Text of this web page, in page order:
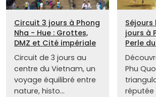
Circuit 3 jours à Phong
Nha - Hue : Grottes,
DMZ et Cité impériale
Circuit de 3 jours au
centre du Vietnam, un
voyage équilibré entre
nature, histo...
jours à
Perle
Phu
réputée